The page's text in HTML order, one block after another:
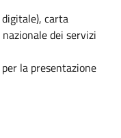
carta
dei servizi
la presentazione